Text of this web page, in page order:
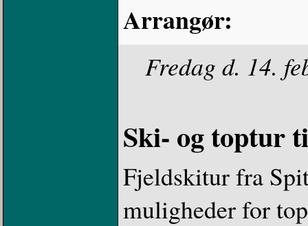
Arrangør:
Fredag d. 14.
Ski- og toptur
Fjeldskitur fra
muligheder for